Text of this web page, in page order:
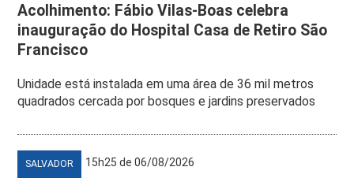
Acolhimento: Fábio Vilas-Boas celebra
inauguração do Hospital Casa de Retiro São
Francisco
Unidade está instalada em uma área de 36 mil metros
quadrados cercada por bosques e jardins preservados
SALVADOR 15h25 de 06/08/2026